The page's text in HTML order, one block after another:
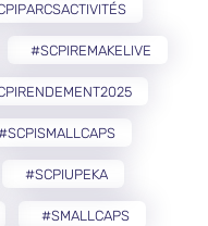
#SCPIREMAKELIVE
#SCPIUPEKA
#SMALLCAPS